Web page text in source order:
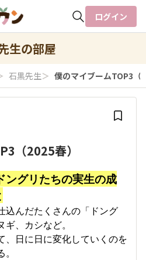
検索
ログイン
生の部屋
石黒先生＞ 僕のマイブームTOP3（
（2025春）
グリたちの実生の成
込んだたくさんの「ドング
、カシなど。
、日に日に変化していくのを